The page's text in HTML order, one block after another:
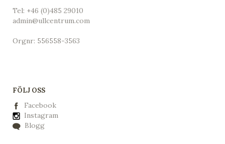
Tel: +46 (0)485 29010
admin@ullcentrum.com
Orgnr: 556558-3563
FÖLJ OSS
Facebook
Instagram
Blogg